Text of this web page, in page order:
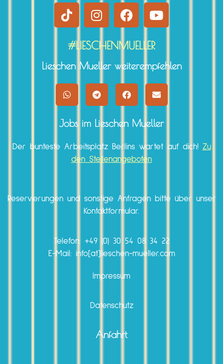
#LIESCHENMUELLER
Lieschen Mueller weiterempfehlen
Jobs im Lieschen Mueller
Der bunteste Arbeitsplatz Berlins wartet auf dich! Zu
den Stellenangeboten
Reservierungen und sonstige Anfragen bitte über unser
Kontaktformular.
Telefon: +49 (0) 30 54 08 34 22
E-Mail: info[at]lieschen-mueller.com
Impressum
Datenschutz
Anfahrt